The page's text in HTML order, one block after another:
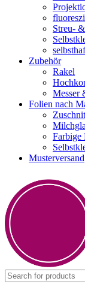
Streu-
Zubehör
Rakel
Messer
Folien nach
Farbige
Musterversand